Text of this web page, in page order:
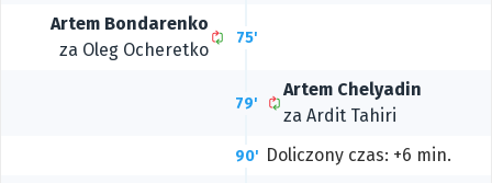
Artem Bondarenko
za Oleg Ocheretko
75'
79'
Artem Chelyadin
za Ardit Tahiri
90' Doliczony czas: +6 min.